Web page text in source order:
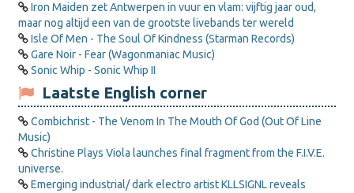
Iron Maiden zet Antwerpen in vuur en vlam: vijftig jaar oud,
maar nog altijd een van de grootste livebands ter wereld
Isle Of Men - The Soul Of Kindness (Starman Records)
Gare Noir - Fear (Wagonmaniac Music)
Sonic Whip - Sonic Whip II
Laatste English corner
Combichrist - The Venom In The Mouth Of God (Out Of Line
Music)
Christine Plays Viola launches final fragment from the F.I.V.E.
universe.
Emerging industrial/ dark electro artist KLLSIGNL reveals